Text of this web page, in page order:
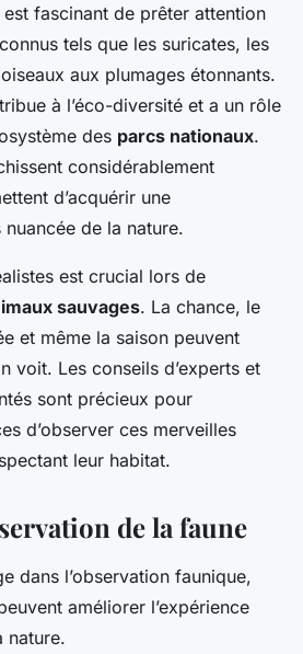
fascinant de prêter attention
tels que les suricates, les
aux plumages étonnants.
à l’éco-diversité et a un rôle
des parcs nationaux.
considérablement
d’acquérir une
de la nature.
est crucial lors de
sauvages. La chance, le
et même la saison peuvent
voit. Les conseils d’experts et
sont précieux pour
d’observer ces merveilles
leur habitat.
de la faune
dans l’observation faunique,
améliorer l’expérience
nature.